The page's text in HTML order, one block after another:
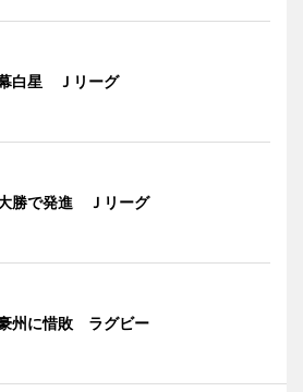
白星 Ｊリーグ
勝で発進 Ｊリーグ
州に惜敗 ラグビー